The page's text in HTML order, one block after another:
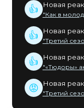
👍 Новая
"Как в
👍 Новая
"Третий
👍 Новая
"«Тюдоры»
😡 Новая
"Третий